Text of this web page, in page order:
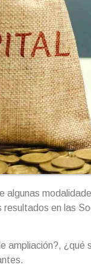
algunas
en las
ampliación?,